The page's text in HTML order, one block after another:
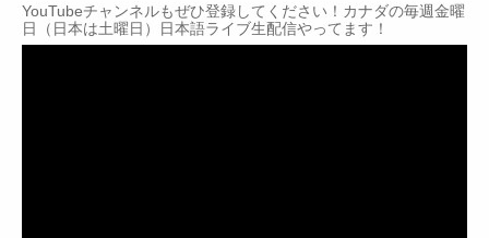
Contact
YouTubeチャンネルもぜひ登録してください！カナダの毎週金曜
日（日本は土曜日）日本語ライブ生配信やってます！